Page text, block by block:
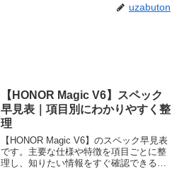
uzabuton
【HONOR Magic V6】スペック
早見表｜項目別にわかりやすく整
理
【HONOR Magic V6】のスペック早見表
です。主要な仕様や特徴を項目ごとに整
理し、知りたい情報をすぐ確認できるよ